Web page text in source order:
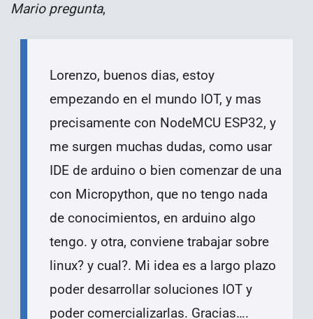
Mario pregunta,
Lorenzo, buenos dias, estoy
empezando en el mundo IOT, y mas
precisamente con NodeMCU ESP32, y
me surgen muchas dudas, como usar
IDE de arduino o bien comenzar de una
con Micropython, que no tengo nada
de conocimientos, en arduino algo
tengo. y otra, conviene trabajar sobre
linux? y cual?. Mi idea es a largo plazo
poder desarrollar soluciones IOT y
poder comercializarlas. Gracias….